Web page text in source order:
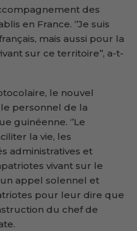
des
en France. ‘’Je suis
mais aussi pour la
sur ce territoire’’, a-t-
le nouvel
personnel de la
guinéenne. ‘’Le
la vie, les
administratives et
vivant sur le
appel solennel et
pour leur dire que
du chef de